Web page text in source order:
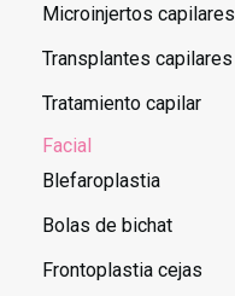
Microinjertos capilares
Transplantes capilares
Tratamiento capilar
Facial
Blefaroplastia
Bolas de bichat
Frontoplastia cejas